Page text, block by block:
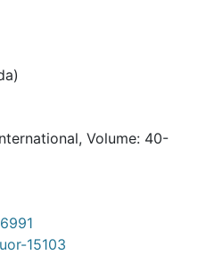
Volume: 40-
15103